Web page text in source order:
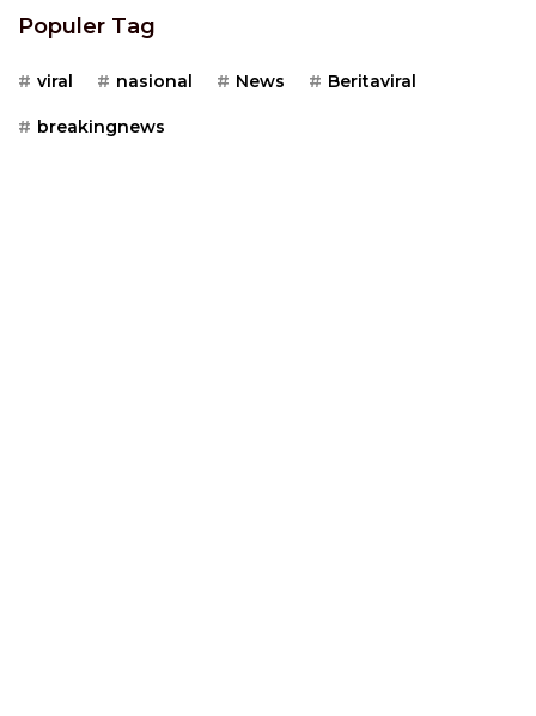
Populer Tag
viral nasional News Beritaviral
breakingnews